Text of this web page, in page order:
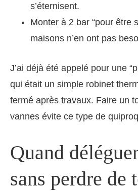
s’éternisent.
Monter à 2 bar “pour être
maisons n’en ont pas
J’ai déjà été appelé pour une
qui était un simple robinet
fermé après travaux. Faire un
vannes évite ce type de
Quand
sans perdre de